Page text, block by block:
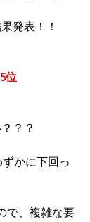
発表！！
位
？？
かに下回っ
で、複雑な要